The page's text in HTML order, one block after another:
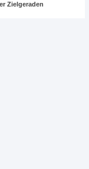
Zielgeraden